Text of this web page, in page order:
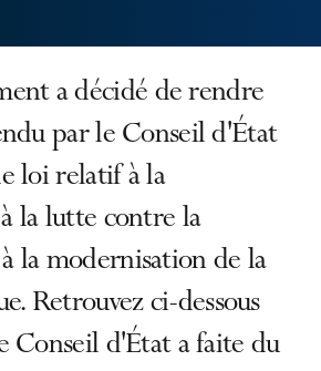
a décidé de rendre
par le Conseil d'État
loi relatif à la
la lutte contre la
la modernisation de la
Retrouvez ci-dessous
Conseil d'État a faite du